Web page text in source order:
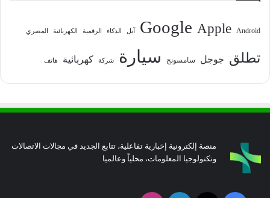
Android
Apple
Google آبل الذكاء الرقمية الكهربائية المصري
تطلق جوجل سامسونج سيارة شركة كهربائية هاتف
منصة إلكترونية إخبارية تفاعلية، تتابع الجديد في مجالات الاتصالات
وتكنولوجيا المعلومات، محلياً وعالميا